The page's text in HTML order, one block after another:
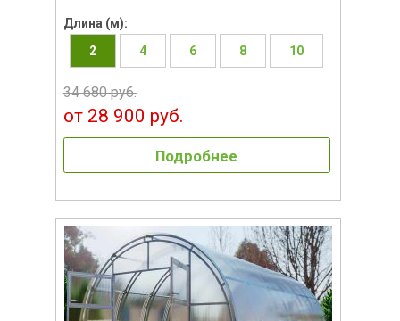
Длина (м):
2
4 6 8 10
34 680 руб.
от 28 900 руб.
Подробнее